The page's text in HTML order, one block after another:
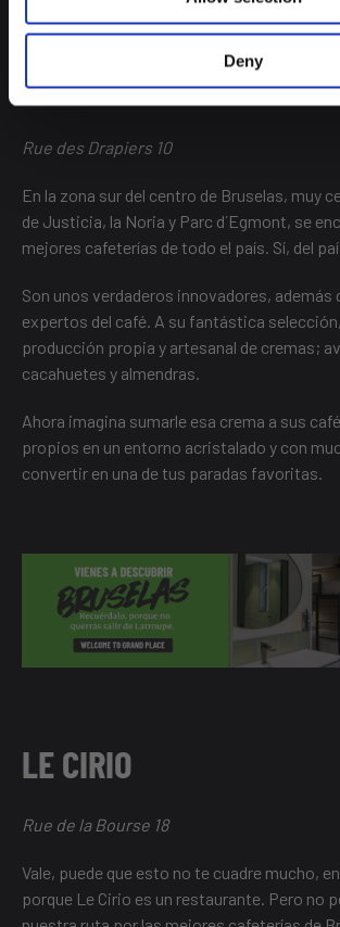
Deny
BUDDY BUDDY
Rue des Drapiers 10
En la zona sur del centro de Bruselas, muy
de Justicia, la Noria y Parc d´Egmont, se
mejores cafeterías de todo el país. Sí, del
Son unos verdaderos innovadores, además
expertos del café. A su fantástica
producción propia y artesanal de cremas;
cacahuetes y almendras.
Ahora imagina sumarle esa crema a sus
propios en un entorno acristalado y con
convertir en una de tus paradas favoritas.
LE CIRIO
Rue de la Bourse 18
Vale, puede que esto no te cuadre mucho,
porque Le Cirio es un restaurante. Pero no